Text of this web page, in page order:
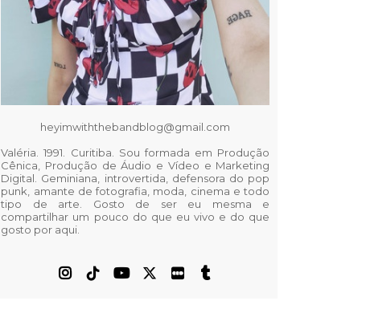
heyimwiththebandblog@gmail.com
Valéria. 1991. Curitiba. Sou formada em Produção
Cênica, Produção de Áudio e Vídeo e Marketing
Digital. Geminiana, introvertida, defensora do pop
punk, amante de fotografia, moda, cinema e todo
tipo de arte. Gosto de ser eu mesma e
compartilhar um pouco do que eu vivo e do que
gosto por aqui.